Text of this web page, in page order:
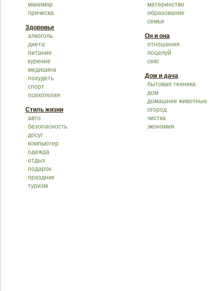
маникюр
прическа
Здоровье
алкоголь
диета
питание
курение
медицина
похудеть
спорт
психология
Стиль жизни
авто
безопасность
досуг
компьютер
одежда
отдых
подарок
праздник
туризм
материнство
образование
семья
Он и она
отношения
поцелуй
секс
Дом и дача
бытовая техника
дом
домашние животные
огород
чистка
экономия